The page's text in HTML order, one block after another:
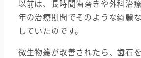
以前は、長時間歯磨きや外科治
年の治療期間でそのような綺麗
していたのです。
微生物叢が改善されたら、歯石